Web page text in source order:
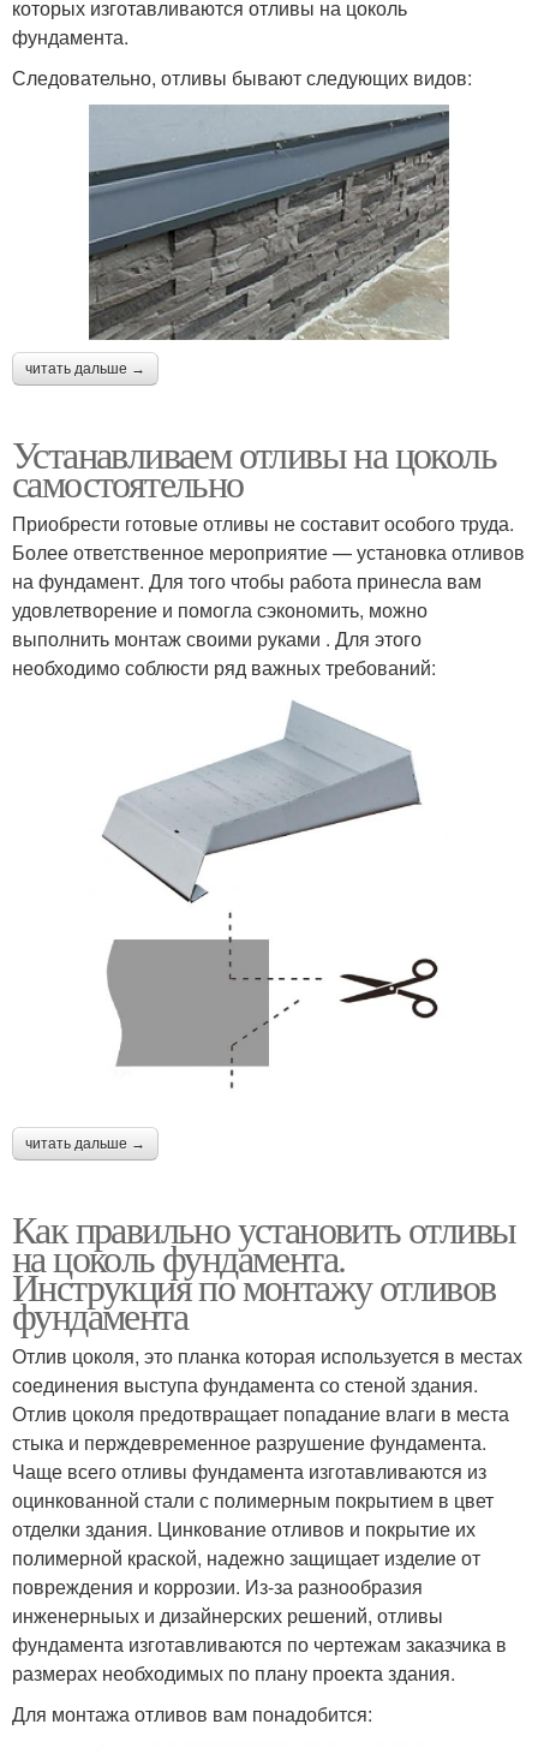
которых изготавливаются отливы на цоколь
фундамента.
Следовательно, отливы бывают следующих видов:
читать дальше →
Устанавливаем отливы на цоколь
самостоятельно
Приобрести готовые отливы не составит особого труда.
Более ответственное мероприятие — установка отливов
на фундамент. Для того чтобы работа принесла вам
удовлетворение и помогла сэкономить, можно
выполнить монтаж своими руками . Для этого
необходимо соблюсти ряд важных требований:
читать дальше →
Как правильно установить отливы
на цоколь фундамента.
Инструкция по монтажу отливов
фундамента
Отлив цоколя, это планка которая используется в местах
соединения выступа фундамента со стеной здания.
Отлив цоколя предотвращает попадание влаги в места
стыка и перждевременное разрушение фундамента.
Чаще всего отливы фундамента изготавливаются из
оцинкованной стали с полимерным покрытием в цвет
отделки здания. Цинкование отливов и покрытие их
полимерной краской, надежно защищает изделие от
повреждения и коррозии. Из-за разнообразия
инженерныых и дизайнерских решений, отливы
фундамента изготавливаются по чертежам заказчика в
размерах необходимых по плану проекта здания.
Для монтажа отливов вам понадобится: